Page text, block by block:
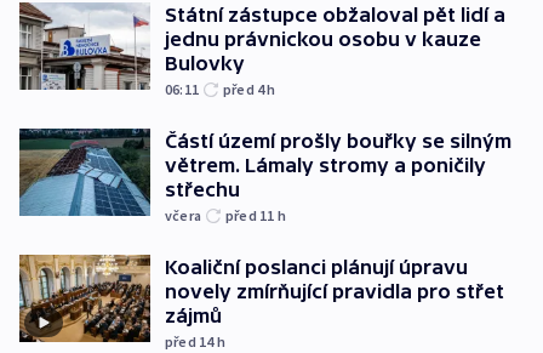
Státní zástupce obžaloval pět lidí a
jednu právnickou osobu v kauze
Bulovky
06:11 před 4h
Částí území prošly bouřky se silným
větrem. Lámaly stromy a poničily
střechu
včera před 11 h
Koaliční poslanci plánují úpravu
novely zmírňující pravidla pro střet
zájmů
před 14h